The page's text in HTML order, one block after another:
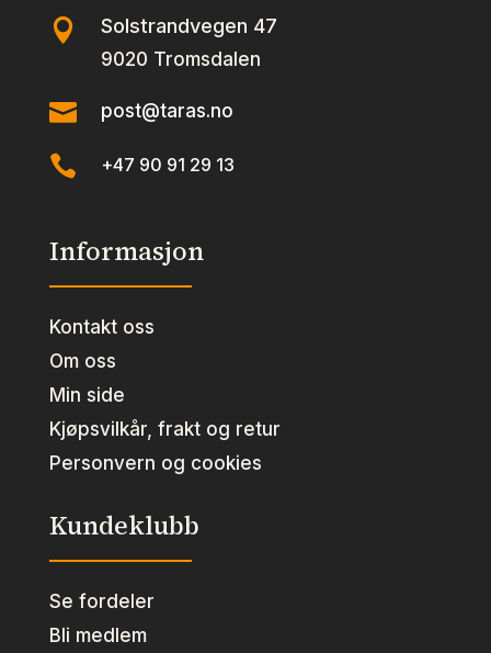
 Solstrandvegen 47
9020 Tromsdalen
 post@taras.no
 +47 90 91 29 13
Informasjon
Kontakt oss
Om oss
Min side
Kjøpsvilkår, frakt og retur
Personvern og cookies
Kundeklubb
Se fordeler
Bli medlem